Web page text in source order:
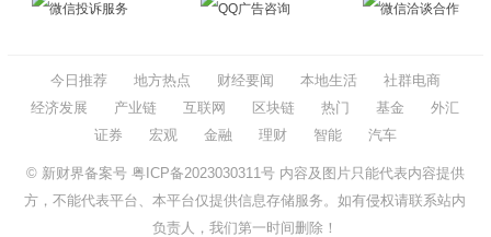
微信投诉服务 QQ广告咨询 微信洽谈合作
今日推荐 地方热点 财经要闻 本地生活
社群电商
经济发展
产业链 互联网 区块链 热门 基金
外汇
证券
宏观 金融 理财 智能 汽车
© 新财界备案号 粤ICP备2023030311号内容及图片只能代表内容提供
方，不能代表平台、本平台仅提供信息存储服务。如有侵权请联系站内
负责人，我们第一时间删除！